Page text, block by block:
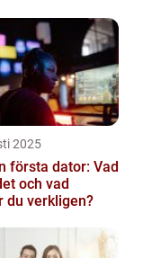
2025
första dator: Vad
och vad
du verkligen?